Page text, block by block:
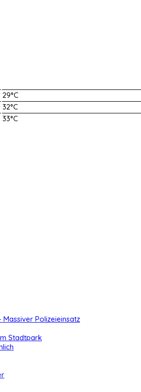
29°C
32°C
33°C
Polizeieinsatz
Stadtpark